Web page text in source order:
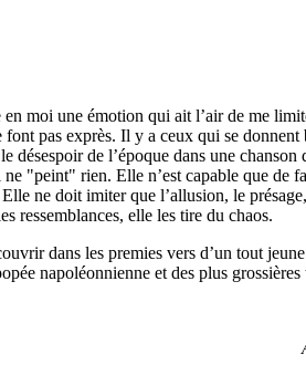
moi une émotion qui ait l’air de me
pas exprès. Il y a ceux qui se
désespoir de l’époque dans une
"peint" rien. Elle n’est capable que de
ne doit imiter que l’allusion, le
ressemblances, elle les tire du chaos.
dans les premies vers d’un tout
napoléonnienne et des plus